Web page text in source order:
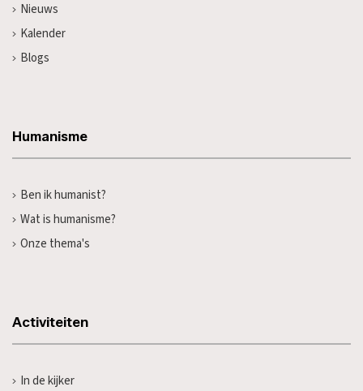
Nieuws
Kalender
Blogs
Humanisme
Ben ik humanist?
Wat is humanisme?
Onze thema's
Activiteiten
In de kijker